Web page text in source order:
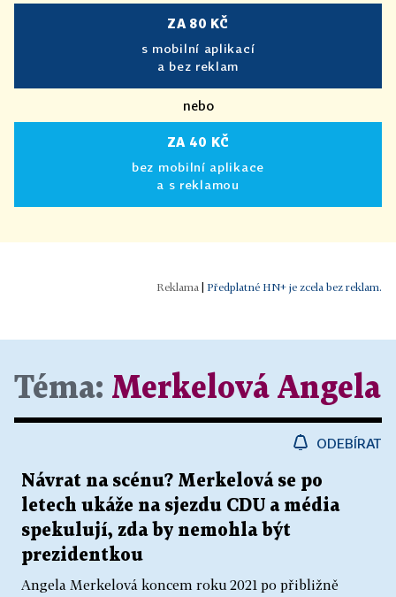
ZA 80 KČ
s mobilní aplikací
a bez reklam
nebo
ZA 40 KČ
bez mobilní aplikace
a s reklamou
Předplatné HN+ je zcela bez reklam.
Téma: Merkelová Angela
ODEBÍRAT
Návrat na scénu? Merkelová se po
letech ukáže na sjezdu CDU a média
spekulují, zda by nemohla být
prezidentkou
Angela Merkelová koncem roku 2021 po přibližně